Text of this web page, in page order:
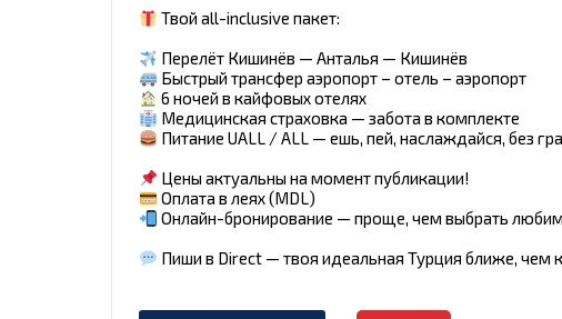
Твой all-inclusive пакет:
Перелёт Кишинёв — Анталья — Кишинёв
Быстрый трансфер аэропорт – отель – аэропорт
6 ночей в кайфовых отелях
Медицинская страховка — забота в комплекте
Питание UALL / ALL — ешь, пей, наслаждайся, без
Цены актуальны на момент публикации!
Оплата в леях (MDL)
Онлайн-бронирование — проще, чем выбрать
Пиши в Direct — твоя идеальная Турция ближе, чем